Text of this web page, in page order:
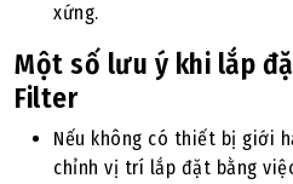
xứng.
Một số lưu ý khi lắp
Filter
Nếu không có thiết bị giới
chỉnh vị trí lắp đặt bằng